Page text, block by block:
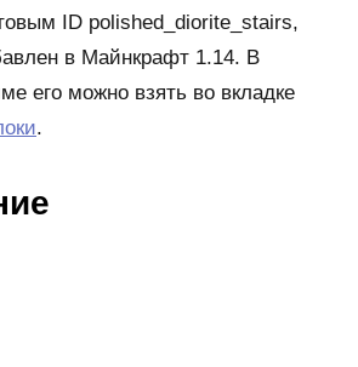
ID polished_diorite_stairs,
в Майнкрафт 1.14. В
его можно взять во вкладке
.